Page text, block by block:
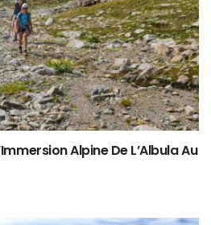
Alpine De L’Albula Au